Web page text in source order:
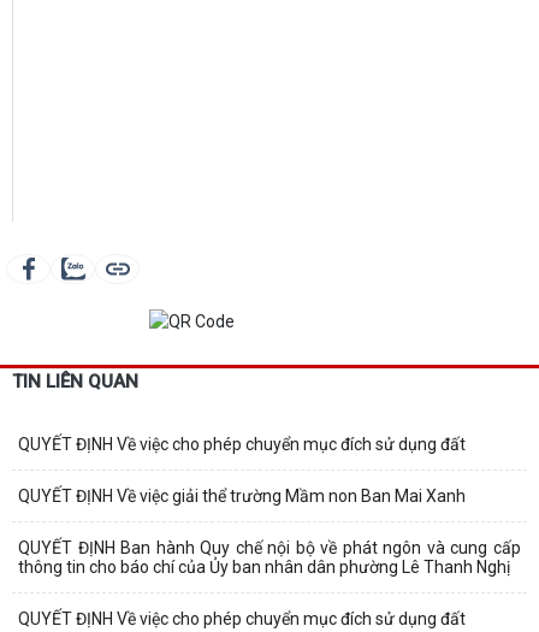
TIN LIÊN QUAN
QUYẾT ĐỊNH Về việc cho phép chuyển mục đích sử dụng đất
QUYẾT ĐỊNH Về việc giải thể trường Mầm non Ban Mai Xanh
QUYẾT ĐỊNH Ban hành Quy chế nội bộ về phát ngôn và cung cấp
thông tin cho báo chí của Ủy ban nhân dân phường Lê Thanh Nghị
QUYẾT ĐỊNH Về việc cho phép chuyển mục đích sử dụng đất